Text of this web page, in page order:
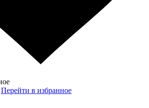
Перейти в избранное